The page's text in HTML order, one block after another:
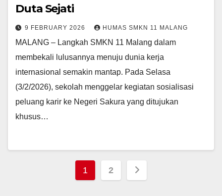
Duta Sejati
9 FEBRUARY 2026 HUMAS SMKN 11 MALANG
MALANG – Langkah SMKN 11 Malang dalam
membekali lulusannya menuju dunia kerja
internasional semakin mantap. Pada Selasa
(3/2/2026), sekolah menggelar kegiatan sosialisasi
peluang karir ke Negeri Sakura yang ditujukan
khusus…
Posts
1 2